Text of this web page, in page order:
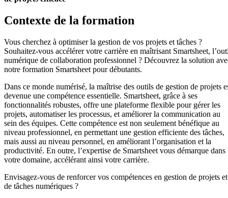
Contexte de la formation
Vous cherchez à optimiser la gestion de vos projets et tâches ?
Souhaitez-vous accélérer votre carrière en maîtrisant Smartsheet,
numérique de collaboration professionnel ? Découvrez la solution
notre formation Smartsheet pour débutants.
Dans ce monde numérisé, la maîtrise des outils de gestion de projets
devenue une compétence essentielle. Smartsheet, grâce à ses
fonctionnalités robustes, offre une plateforme flexible pour gérer les
projets, automatiser les processus, et améliorer la communication au
sein des équipes. Cette compétence est non seulement bénéfique au
niveau professionnel, en permettant une gestion efficiente des tâches,
mais aussi au niveau personnel, en améliorant l’organisation et la
productivité. En outre, l’expertise de Smartsheet vous démarque dans
votre domaine, accélérant ainsi votre carrière.
Envisagez-vous de renforcer vos compétences en gestion de projets et
de tâches numériques ?